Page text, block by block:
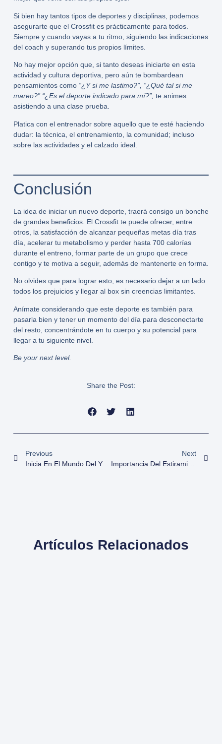
Si bien hay tantos tipos de deportes y disciplinas, podemos
asegurarte que el Crossfit es prácticamente para todos.
Siempre y cuando vayas a tu ritmo, siguiendo las indicaciones
del coach y superando tus propios límites.
No hay mejor opción que, si tanto deseas iniciarte en esta
actividad y cultura deportiva, pero aún te bombardean
pensamientos como “¿Y si me lastimo?”, “¿Qué tal si me
mareo?” “¿Es el deporte indicado para mí?”; te animes
asistiendo a una clase prueba.
Platica con el entrenador sobre aquello que te esté haciendo
dudar: la técnica, el entrenamiento, la comunidad; incluso
sobre las actividades y el calzado ideal.
Conclusión
La idea de iniciar un nuevo deporte, traerá consigo un bonche
de grandes beneficios. El Crossfit te puede ofrecer, entre
otros, la satisfacción de alcanzar pequeñas metas día tras
día, acelerar tu metabolismo y perder hasta 700 calorías
durante el entreno, formar parte de un grupo que crece
contigo y te motiva a seguir, además de mantenerte en forma.
No olvides que para lograr esto, es necesario dejar a un lado
todos los prejuicios y llegar al box sin creencias limitantes.
Anímate considerando que este deporte es también para
pasarla bien y tener un momento del día para desconectarte
del resto, concentrándote en tu cuerpo y su potencial para
llegar a tu siguiente nivel.
Be your next level.
Share the Post:
Previous
Inicia En El Mundo Del Yoga Con Estos 6 Consejos
Next
Importancia Del Estiramiento Pre Y Post Entreno
Artículos Relacionados